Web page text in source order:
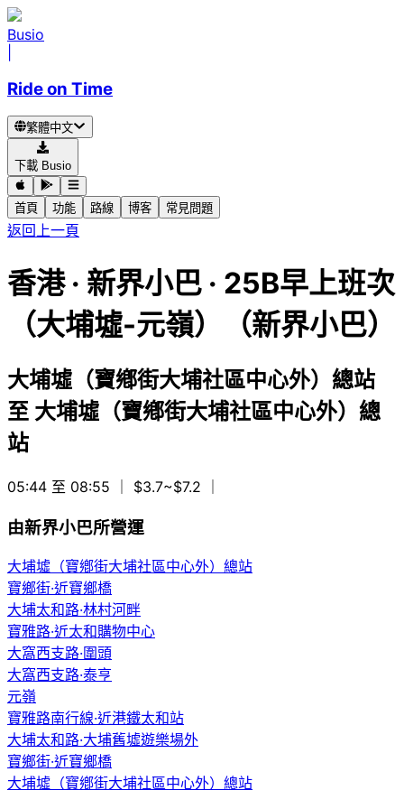
Busio
Ride on Time
繁體中文
下載 Busio
首頁 功能 路線 博客 常見問題
返回上一頁
香港· 新界小巴 · 25B早上班次
（大埔墟-元嶺）（新界小巴）
大埔墟（寶鄕街大埔社區中心外）總站
至 大埔墟（寶鄕街大埔社區中心外）總
站
05:44 至 08:55 ｜ $3.7~$7.2
由新界小巴所營運
大埔墟（寶鄕街大埔社區中心外）總站
寶鄉街·近寶鄉橋
大埔太和路·林村河畔
寶雅路·近太和購物中心
大窩西支路·圍頭
大窩西支路·泰亨
元嶺
寶雅路南行線·近港鐵太和站
大埔太和路·大埔舊墟遊樂場外
寶鄉街·近寶鄉橋
大埔墟（寶鄕街大埔社區中心外）總站